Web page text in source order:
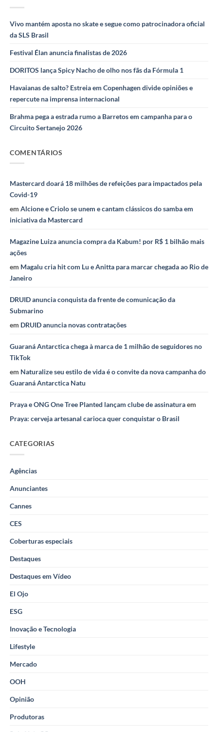
Vivo mantém aposta no skate e segue como patrocinadora oficial
da SLS Brasil
Festival Élan anuncia finalistas de 2026
DORITOS lança Spicy Nacho de olho nos fãs da Fórmula 1
Havaianas de salto? Estreia em Copenhagen divide opiniões e
repercute na imprensa internacional
Brahma pega a estrada rumo a Barretos em campanha para o
Circuito Sertanejo 2026
COMENTÁRIOS
Mastercard doará 18 milhões de refeições para impactados pela
Covid-19
em Alcione e Criolo se unem e cantam clássicos do samba em
iniciativa da Mastercard
Magazine Luiza anuncia compra da Kabum! por R$ 1 bilhão mais
ações
em Magalu cria hit com Lu e Anitta para marcar chegada ao Rio de
Janeiro
DRUID anuncia conquista da frente de comunicação da
Submarino
em DRUID anuncia novas contratações
Guaraná Antarctica chega à marca de 1 milhão de seguidores no
TikTok
em Naturalize seu estilo de vida é o convite da nova campanha do
Guaraná Antarctica Natu
Praya e ONG One Tree Planted lançam clube de assinaturaem
Praya: cerveja artesanal carioca quer conquistar o Brasil
CATEGORIAS
Agências
Anunciantes
Cannes
CES
Coberturas especiais
Destaques
Destaques em Vídeo
El Ojo
ESG
Inovação e Tecnologia
Lifestyle
Mercado
OOH
Opinião
Produtoras